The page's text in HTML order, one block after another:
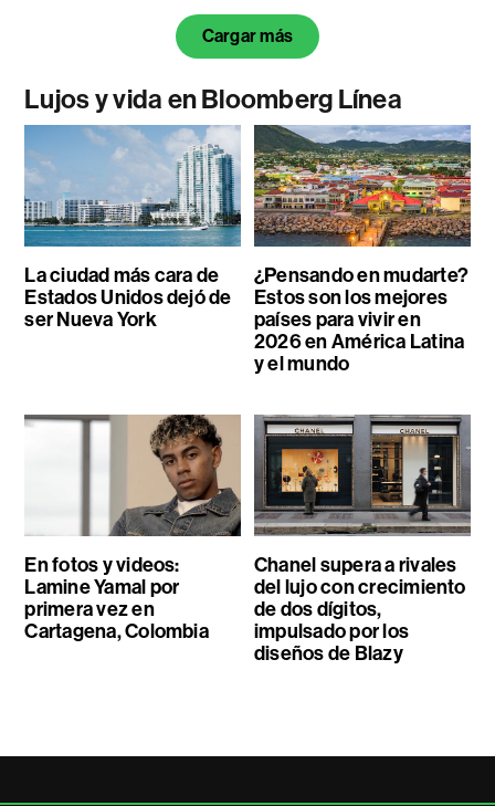
Cargar más
Lujos y vida en Bloomberg Línea
La ciudad más cara de
Estados Unidos dejó de
ser Nueva York
¿Pensando en mudarte?
Estos son los mejores
países para vivir en
2026 en América Latina
y el mundo
En fotos y videos:
Lamine Yamal por
primera vez en
Cartagena, Colombia
Chanel supera a rivales
del lujo con crecimiento
de dos dígitos,
impulsado por los
diseños de Blazy